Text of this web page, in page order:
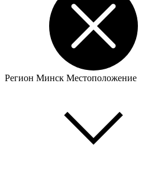
Регион Минск Местоположение